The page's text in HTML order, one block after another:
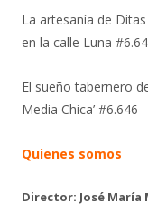
La artesanía de
en la calle Luna
El sueño tabernero
Media Chica’ #6.646
Quienes somos
Director: José María